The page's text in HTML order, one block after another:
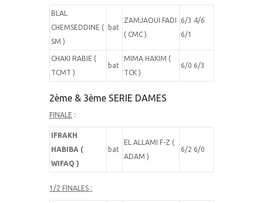
BLAL
CHEMSEDDINE (
SM )
bat
ZAMJAOUI FADI
( CMC )
6/3 4/6
6/1
CHAKI RABIE (
TCMT )
bat
MIMA HAKIM (
TCK )
6/0 6/3
2ème & 3ème SERIE DAMES
FINALE :
IFRAKH
HABIBA (
WIFAQ )
bat
EL ALLAMI F-Z (
ADAM )
6/2 6/0
1/2 FINALES :